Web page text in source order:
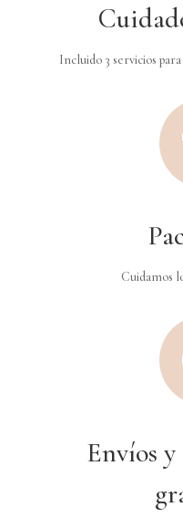
Incluido 3 servicios
Cuidamos
Envíos